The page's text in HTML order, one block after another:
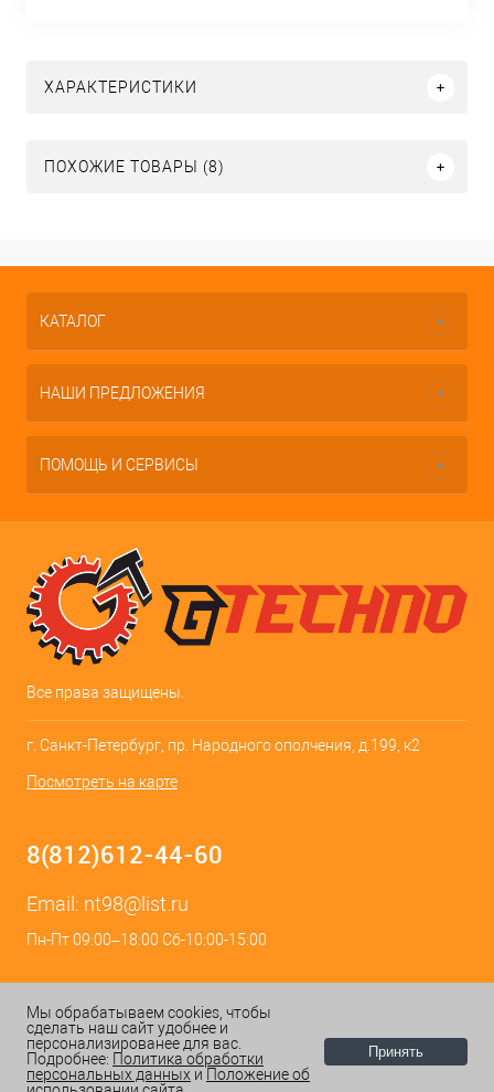
ХАРАКТЕРИСТИКИ
ПОХОЖИЕ ТОВАРЫ (8)
КАТАЛОГ
НАШИ ПРЕДЛОЖЕНИЯ
ПОМОЩЬ И СЕРВИСЫ
Все права защищены.
г. Санкт-Петербург, пр. Народного ополчения, д.199, к2
Посмотреть на карте
8(812)612-44-60
Email: nt98@list.ru
Пн-Пт 09:00–18:00 Сб-10:00-15:00
Мы обрабатываем cookies, чтобы
сделать наш сайт удобнее и
персонализированее для вас.
Подробнее: Политика обработки
персональных данных и Положение об
Принять